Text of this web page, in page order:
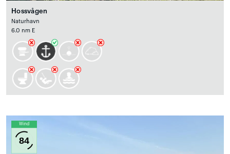
Hossvågen
Naturhavn
6.0 nm E
Wind
84